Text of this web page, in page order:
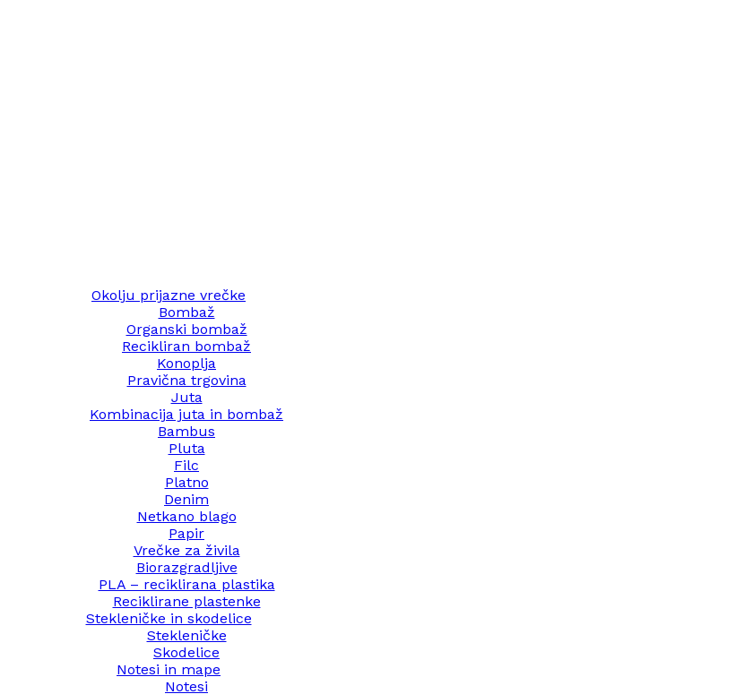
Okolju prijazne vrečke
Bombaž
Organski bombaž
Recikliran bombaž
Konoplja
Pravična trgovina
Juta
Kombinacija juta in bombaž
Bambus
Pluta
Filc
Platno
Denim
Netkano blago
Papir
Vrečke za živila
Biorazgradljive
PLA – reciklirana plastika
Reciklirane plastenke
Stekleničke in skodelice
Stekleničke
Skodelice
Notesi in mape
Notesi